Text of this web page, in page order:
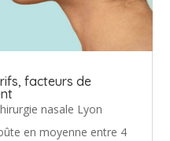
facteurs de
nasale Lyon
en moyenne entre 4